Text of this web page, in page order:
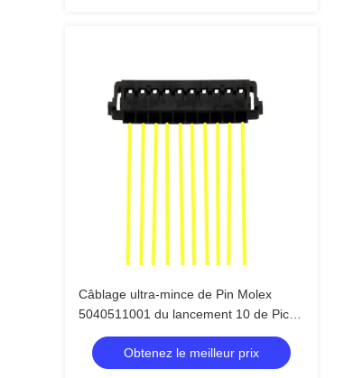
Câblage ultra-mince de Pin Molex
5040511001 du lancement 10 de Pico
Lock 1.50mm
Obtenez le meilleur prix